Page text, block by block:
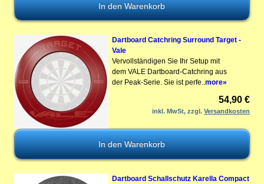
Dartboard Catchring Surround Target -
Vale
Vervollständigen Sie Ihr Setup mit
dem VALE Dartboard-Catchring aus
der Peak-Serie. Sie ist perfe..more»
54,90 €
inkl. MwSt, zzgl.Versandkosten
Dartboard Schallschutz Karella Compact